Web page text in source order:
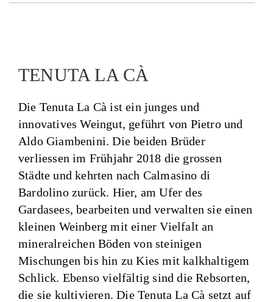
TENUTA LA CÀ
Die Tenuta La Cà ist ein junges und
innovatives Weingut, geführt von Pietro und
Aldo Giambenini. Die beiden Brüder
verliessen im Frühjahr 2018 die grossen
Städte und kehrten nach Calmasino di
Bardolino zurück. Hier, am Ufer des
Gardasees, bearbeiten und verwalten sie einen
kleinen Weinberg mit einer Vielfalt an
mineralreichen Böden von steinigen
Mischungen bis hin zu Kies mit kalkhaltigem
Schlick. Ebenso vielfältig sind die Rebsorten,
die sie kultivieren. Die Tenuta La Cà setzt auf